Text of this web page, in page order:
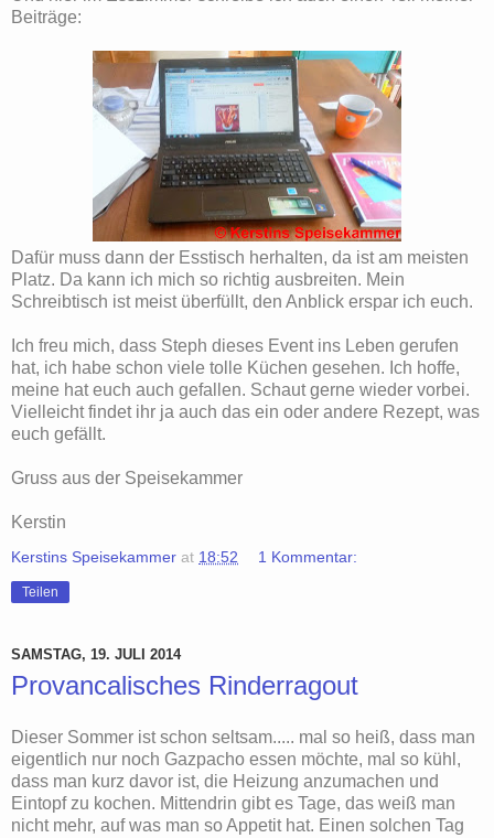
Beiträge:
Dafür muss dann der Esstisch herhalten, da ist am meisten
Platz. Da kann ich mich so richtig ausbreiten. Mein
Schreibtisch ist meist überfüllt, den Anblick erspar ich euch.
Ich freu mich, dass Steph dieses Event ins Leben gerufen
hat, ich habe schon viele tolle Küchen gesehen. Ich hoffe,
meine hat euch auch gefallen. Schaut gerne wieder vorbei.
Vielleicht findet ihr ja auch das ein oder andere Rezept, was
euch gefällt.
Gruss aus der Speisekammer
Kerstin
Kerstins Speisekammer at 18:52 1 Kommentar:
Teilen
SAMSTAG, 19. JULI 2014
Provancalisches Rinderragout
Dieser Sommer ist schon seltsam..... mal so heiß, dass man
eigentlich nur noch Gazpacho essen möchte, mal so kühl,
dass man kurz davor ist, die Heizung anzumachen und
Eintopf zu kochen. Mittendrin gibt es Tage, das weiß man
nicht mehr, auf was man so Appetit hat. Einen solchen Tag